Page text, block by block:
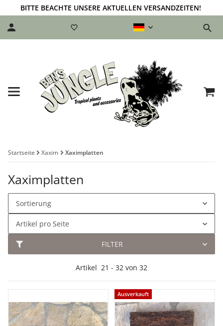
BITTE BEACHTE UNSERE AKTUELLEN VERSANDZEITEN!
Startseite Xaxim Xaximplatten
Xaximplatten
FILTER
Sortierung
Artikel pro Seite
Artikel 21 - 32 von 32
Ausverkauft